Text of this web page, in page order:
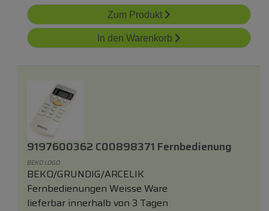
Zum Produkt
In den Warenkorb
9197600362 C00898371 Fernbedienung
BEKO LOGO
BEKO/GRUNDIG/ARCELIK
Fernbedienungen Weisse Ware
lieferbar innerhalb von 3 Tagen